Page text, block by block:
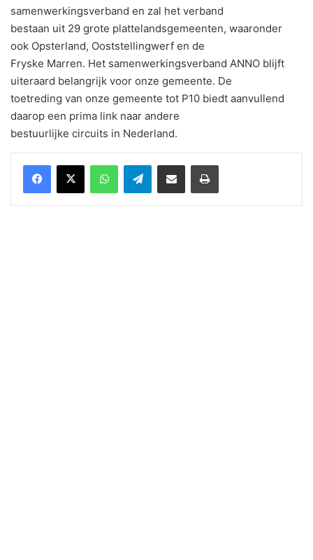
samenwerkingsverband en zal het verband
bestaan uit 29 grote plattelandsgemeenten, waaronder
ook Opsterland, Ooststellingwerf en de
Fryske Marren. Het samenwerkingsverband ANNO blijft
uiteraard belangrijk voor onze gemeente. De
toetreding van onze gemeente tot P10 biedt aanvullend
daarop een prima link naar andere
bestuurlijke circuits in Nederland.
WhatsAppTelegramDelen via Email Print